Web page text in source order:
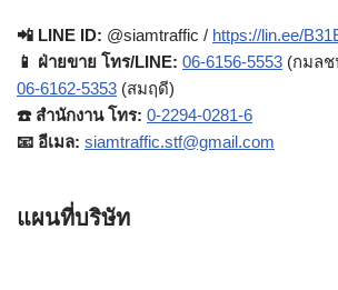
📲 LINE ID: @siamtraffic / https://lin.ee/
📱 ฝ่ายขาย โทร/LINE: 06-6156-5553 (กมลช
06-6162-5353 (สมฤดี)
☎️ สำนักงาน โทร: 0-2294-0281-6
📧 อีเมล: siamtraffic.stf@gmail.com
แผนที่บริษัท